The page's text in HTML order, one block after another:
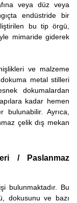
veya düz veya
endüstride bir
bu tip örgü,
mimaride giderek
ve malzeme
dokuma metal stilleri
dokumalardan
kadar hemen
Ayrıca,
çelik dış mekan
/ Paslanmaz
bulunmaktadır. Bu
dokusunu ve bazı